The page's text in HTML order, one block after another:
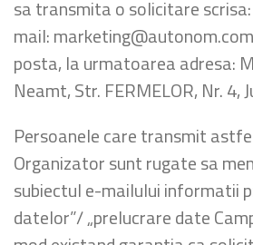
sa transmita o solicitare
mail:
posta, la urmatoarea adresa:
Neamt, Str. FERMELOR, Nr. 4,
Persoanele care transmit
Organizator sunt rugate sa
subiectul e-mailului informatii
datelor”/ „prelucrare date